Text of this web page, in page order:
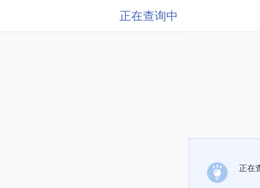
正在查询中
正在